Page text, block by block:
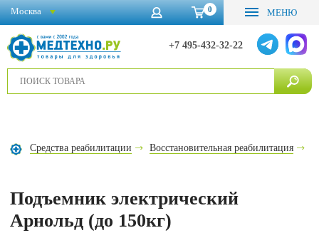
0 МЕНЮ
+7 495-432-32-22
Москва
Средства реабилитации Восстановительная реабилитация
Подъемник электрический
Арнольд (до 150кг)